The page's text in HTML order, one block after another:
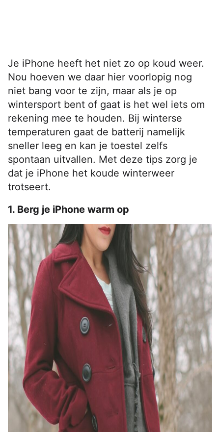
Je iPhone heeft het niet zo op koud weer.
Nou hoeven we daar hier voorlopig nog
niet bang voor te zijn, maar als je op
wintersport bent of gaat is het wel iets om
rekening mee te houden. Bij winterse
temperaturen gaat de batterij namelijk
sneller leeg en kan je toestel zelfs
spontaan uitvallen. Met deze tips zorg je
dat je iPhone het koude winterweer
trotseert.
1. Berg je iPhone warm op